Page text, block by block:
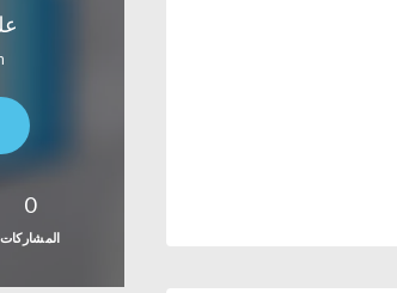
0
المشاركات